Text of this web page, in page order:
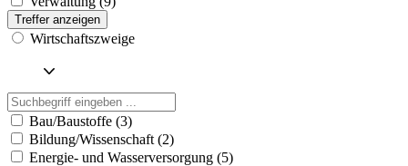
Treffer anzeigen
Wirtschaftszweige
Bau/Baustoffe (3)
Bildung/Wissenschaft (2)
Energie- und Wasserversorgung (5)